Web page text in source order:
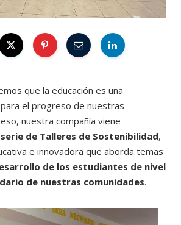
que la educación es una
el progreso de nuestras
nuestra compañía viene
serie de Talleres de Sostenibilidad,
e innovadora que aborda temas
de los estudiantes de nivel
de nuestras comunidades.